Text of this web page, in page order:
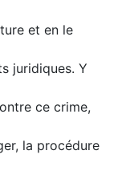
et en le
juridiques. Y
ce crime,
la procédure